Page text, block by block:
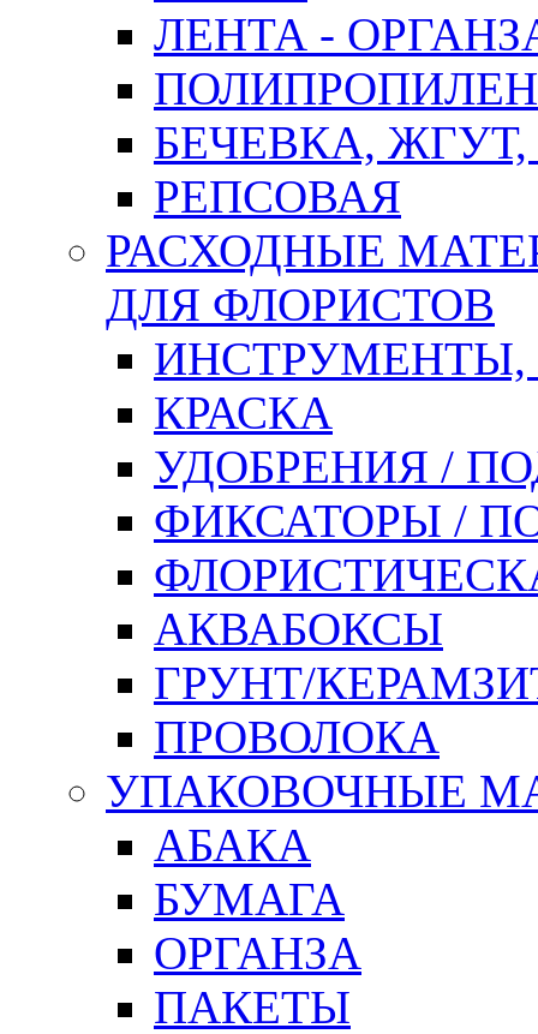
ЛЕНТА -
БЕЧЕВКА,
РЕПСОВАЯ
РАСХОДНЫЕ
ДЛЯ ФЛОРИСТОВ
ИНСТРУМЕНТЫ,
КРАСКА
УДОБРЕНИЯ /
ФИКСАТОРЫ /
АКВАБОКСЫ
ГРУНТ/
ПРОВОЛОКА
УПАКОВОЧНЫЕ
АБАКА
БУМАГА
ОРГАНЗА
ПАКЕТЫ